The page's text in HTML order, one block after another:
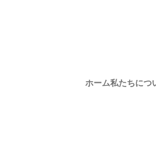
ホーム私たちにつ